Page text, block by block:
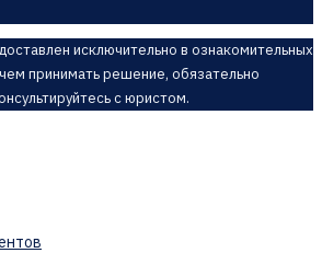
исключительно в ознакомительных
принимать решение, обязательно
с юристом.